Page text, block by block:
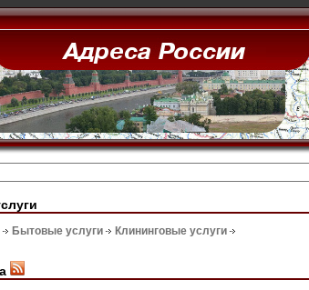
Бытовые услуги Клининговые услуги